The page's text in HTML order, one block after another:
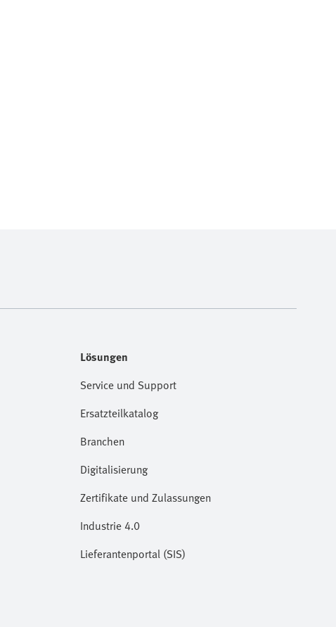
Lösungen
Service und Support
Ersatzteilkatalog
Branchen
Digitalisierung
Zertifikate und Zulassungen
Industrie 4.0
Lieferantenportal (SIS)